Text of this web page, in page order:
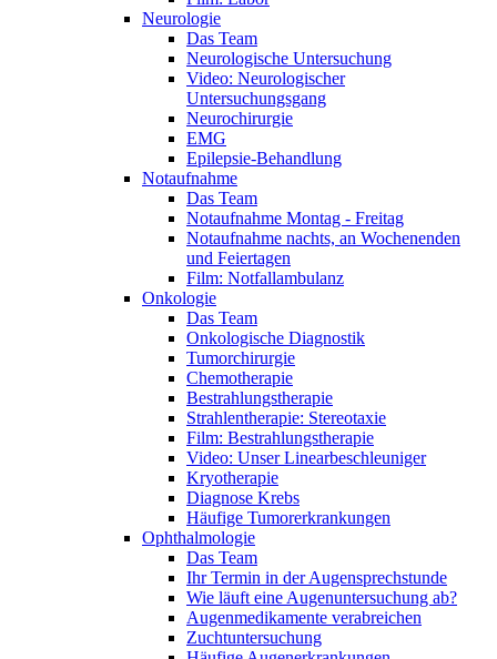
Neurologie
Das Team
Neurologische Untersuchung
Video: Neurologischer
Untersuchungsgang
Neurochirurgie
EMG
Epilepsie-Behandlung
Notaufnahme
Das Team
Notaufnahme Montag - Freitag
Notaufnahme nachts, an Wochenenden
und Feiertagen
Film: Notfallambulanz
Onkologie
Das Team
Onkologische Diagnostik
Tumorchirurgie
Chemotherapie
Bestrahlungstherapie
Strahlentherapie: Stereotaxie
Film: Bestrahlungstherapie
Video: Unser Linearbeschleuniger
Kryotherapie
Diagnose Krebs
Häufige Tumorerkrankungen
Ophthalmologie
Das Team
Ihr Termin in der Augensprechstunde
Wie läuft eine Augenuntersuchung ab?
Augenmedikamente verabreichen
Zuchtuntersuchung